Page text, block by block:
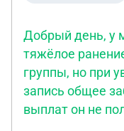
Добрый день, у
тяжёлое
группы, но при
запись общее
выплат он не